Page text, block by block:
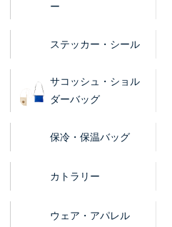
ー
ステッカー・シール
サコッシュ・ショル
ダーバッグ
保冷・保温バッグ
カトラリー
ウェア・アパレル